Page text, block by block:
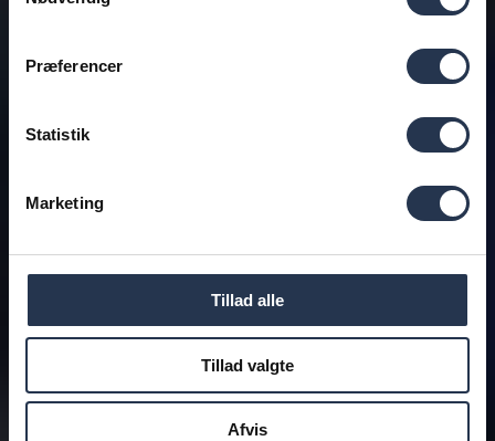
Præferencer
Statistik
Marketing
Tillad alle
Tillad valgte
Afvis